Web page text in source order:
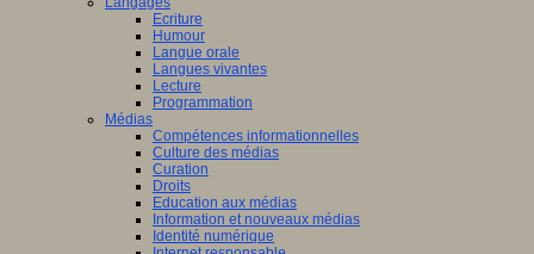
Ecriture
Humour
Langue orale
Langues vivantes
Lecture
Programmation
Médias
Compétences informationnelles
Culture des médias
Curation
Droits
Education aux médias
Information et nouveaux médias
Identité numérique